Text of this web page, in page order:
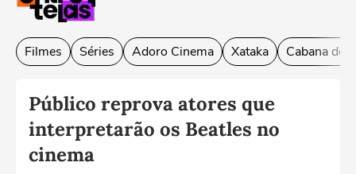
Filmes Séries Adoro Cinema Xataka Cabana do
Público reprova atores que
interpretarão os Beatles no
cinema